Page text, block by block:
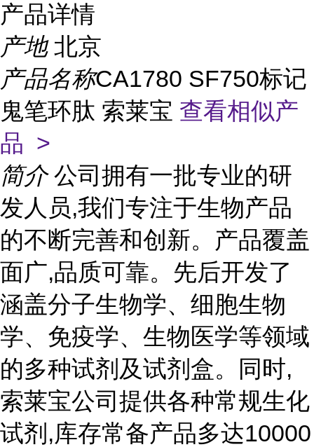
产品详情
产地 北京
产品名称CA1780 SF750标记
鬼笔环肽 索莱宝 查看相似产
品 >
简介 公司拥有一批专业的研
发人员,我们专注于生物产品
的不断完善和创新。产品覆盖
面广,品质可靠。先后开发了
涵盖分子生物学、细胞生物
学、免疫学、生物医学等领域
的多种试剂及试剂盒。同时,
索莱宝公司提供各种常规生化
试剂,库存常备产品多达10000